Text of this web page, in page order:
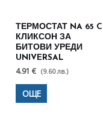
ТЕРМОСТАТ NA 65 C
КЛИКСОН ЗА
БИТОВИ УРЕДИ
UNIVERSAL
4.91 € (9.60 лв.)
ОЩЕ